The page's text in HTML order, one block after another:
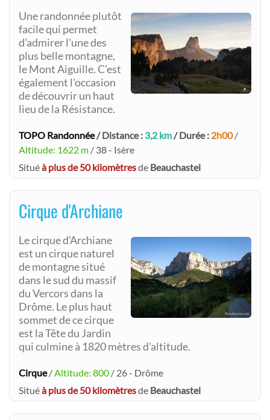
Une randonnée plutôt
facile qui permet
d'admirer l'une des
plus belle montagne,
le Mont Aiguille. C'est
également l'occasion
de découvrir un haut
lieu de la Résistance.
TOPO Randonnée/ Distance : 3,2 km/ Durée : 2h00/
Altitude: 1622 m / 38 - Isère
Situéà plus de 50 kilomètresde Beauchastel
Cirque d'Archiane
Le cirque d'Archiane
est un cirque naturel
de montagne situé
dans le sud du massif
du Vercors dans la
Drôme. Le plus haut
sommet de ce cirque
est la Tête du Jardin
qui culmine à 1820 mètres d'altitude.
Cirque/Altitude: 800 / 26 - Drôme
Situéà plus de 50 kilomètresde Beauchastel